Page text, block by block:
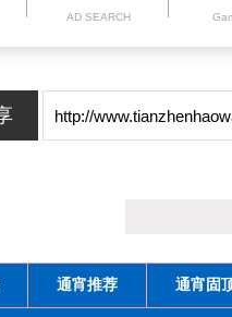
AD SEARCH
通宵推荐 通宵固